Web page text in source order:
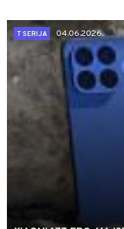
T SERIJA
04.06.2026.